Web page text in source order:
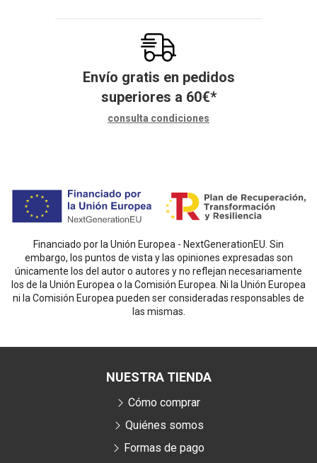
Envío gratis en pedidos
superiores a 60€*
consulta condiciones
Financiado por la Unión Europea - NextGenerationEU. Sin
embargo, los puntos de vista y las opiniones expresadas son
únicamente los del autor o autores y no reflejan necesariamente
los de la Unión Europea o la Comisión Europea. Ni la Unión Europea
ni la Comisión Europea pueden ser consideradas responsables de
las mismas.
NUESTRA TIENDA
Cómo comprar
Quiénes somos
Formas de pago